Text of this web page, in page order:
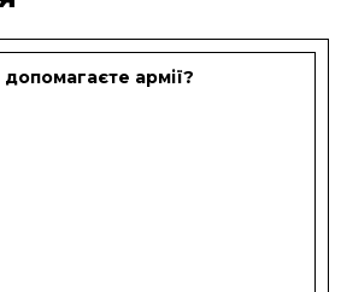
армії?